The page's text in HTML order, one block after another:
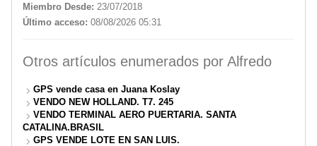
Miembro Desde: 23/07/2018
Último acceso: 08/08/2026 05:31
Otros artículos enumerados por Alfredo
GPS vende casa en Juana Koslay
VENDO NEW HOLLAND. T7. 245
VENDO TERMINAL AERO PUERTARIA. SANTA
CATALINA.BRASIL
GPS VENDE LOTE EN SAN LUIS.